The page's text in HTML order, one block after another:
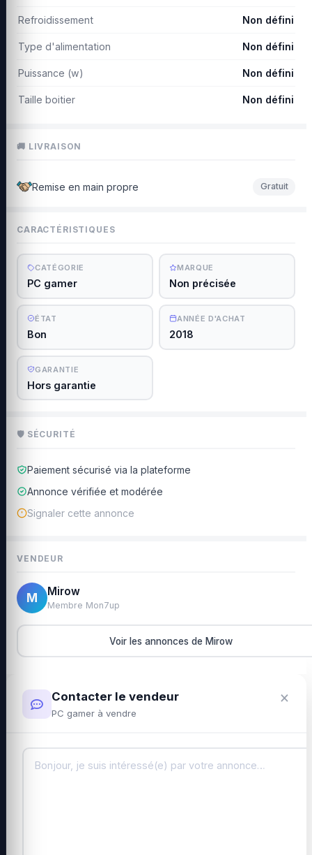
CARACTÉRISTIQUES
CATÉGORIE
PC gamer
MARQUE
Non précisée
ÉTAT
Bon
ANNÉE D'ACHAT
2018
GARANTIE
Hors garantie
🛡 SÉCURITÉ
Paiement sécurisé via la plateforme
Annonce vérifiée et modérée
Signaler cette annonce
VENDEUR
M Mirow
Membre Mon7up
Voir les annonces de Mirow
Refroidissement Non défini
Type d'alimentation Non défini
Puissance (w) Non défini
Taille boitier Non défini
🚚 LIVRAISON
Remise en main propre Gratuit
Contacter le vendeur
PC gamer à vendre
×